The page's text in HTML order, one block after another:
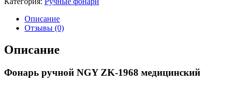
Описание
Отзывы (0)
Описание
Фонарь ручной NGY ZK-1968 медицинский